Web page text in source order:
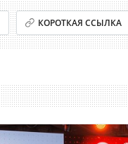
КОРОТКАЯ ССЫЛКА